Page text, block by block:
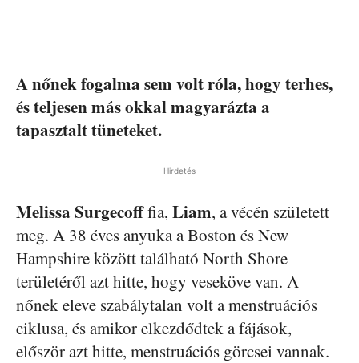
A nőnek fogalma sem volt róla, hogy terhes,
és teljesen más okkal magyarázta a
tapasztalt tüneteket.
Hirdetés
Melissa Surgecofffia, Liam, a vécén született
meg. A 38 éves anyuka a Boston és New
Hampshire között található North Shore
területéről azt hitte, hogy veseköve van. A
nőnek eleve szabálytalan volt a menstruációs
ciklusa, és amikor elkezdődtek a fájások,
először azt hitte, menstruációs görcsei vannak.